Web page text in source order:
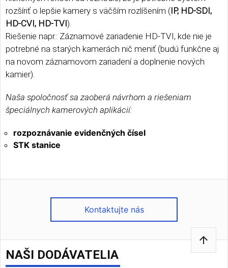
rozšíriť o lepšie kamery s väčším rozlíšením (IP, HD-SDI,
HD-CVI, HD-TVI).
Riešenie napr.: Záznamové zariadenie HD-TVI, kde nie je
potrebné na starých kamerách nič meniť (budú funkčne aj
na novom záznamovom zariadení a doplnenie nových
kamier).
Naša spoločnosť sa zaoberá návrhom a riešeniam
špeciálnych kamerových aplikácií:
rozpoznávanie evidenčných čísel
STK stanice
Kontaktujte nás
arrow_upward
NAŠI DODÁVATELIA